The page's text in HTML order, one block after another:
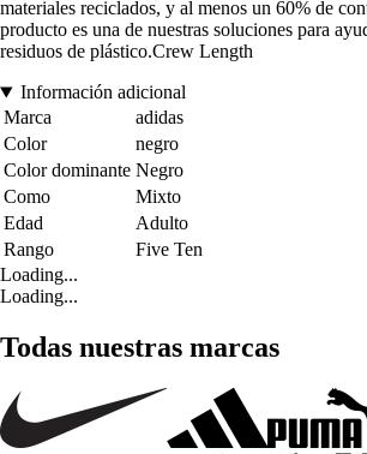
materiales reciclados, y al menos un 60% de
producto es una de nuestras soluciones para
residuos de plástico.Crew Length
Información adicional
Marca
adidas
Color
negro
Color dominante Negro
Como
Mixto
Edad
Adulto
Rango
Five Ten
Loading...
Loading...
Todas nuestras marcas